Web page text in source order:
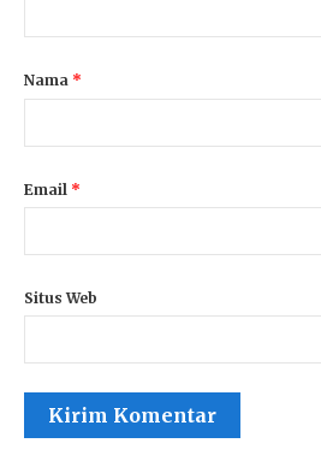
Nama *
Email *
Situs Web